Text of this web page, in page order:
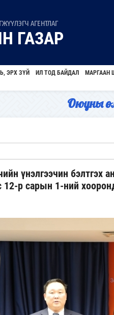
АГЕНТЛАГ
ГАЗАР
ЭРХ ЗҮЙ ИЛ ТОД БАЙДАЛ МАРГААН
Оюуны
үнэлгээчин бэлтгэх
12-р сарын 1-ний